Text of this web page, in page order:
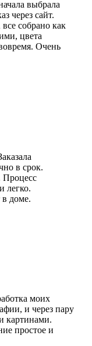
выбрала
через сайт.
собрано как
цвета
Очень
в срок.
Процесс
легко.
доме.
моих
и через пару
картинами.
простое и